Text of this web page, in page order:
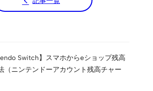
Switch】スマホからeショップ残高
（ニンテンドーアカウント残高チャー